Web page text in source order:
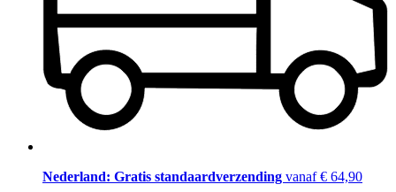
Nederland: Gratis standaardverzending vanaf € 64,90